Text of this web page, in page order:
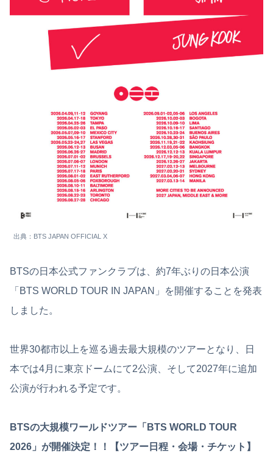
出典：BTS JAPAN OFFICIAL X
BTSの日本公式ファンクラブは、約7年ぶりの日本公演
「BTS WORLD TOUR IN JAPAN」を開催することを発表
しました。
世界30都市以上を巡る過去最大規模のツアーとなり、日
本では4月に東京ドームにて2公演、そして2027年に追加
公演が行われる予定です。
BTSの大規模ワールドツアー「BTS WORLD TOUR
2026」が開催決定！！【ツアー日程・会場・チケット】